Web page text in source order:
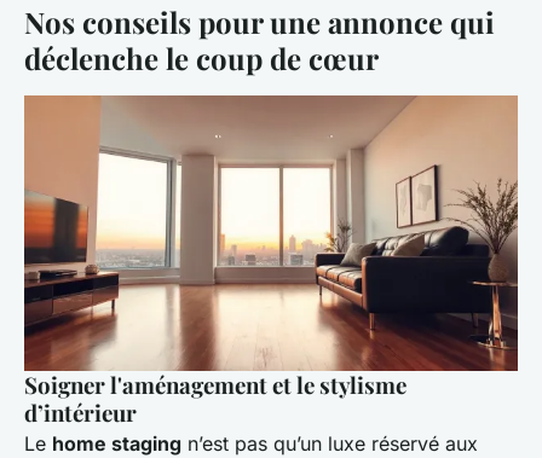
Nos conseils pour une annonce qui
déclenche le coup de cœur
Soigner l'aménagement et le stylisme
d’intérieur
Le home staging n’est pas qu’un luxe réservé aux